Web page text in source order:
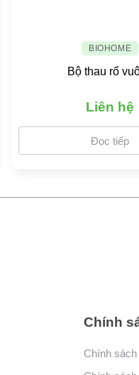
BIOHOME
Bộ thau rổ
Liên hệ
Đọc tiếp
Chính
Chính